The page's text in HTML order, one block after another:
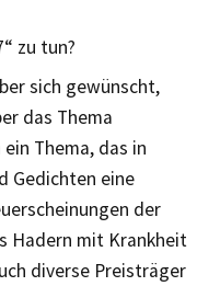
zu tun?
sich gewünscht,
das Thema
Thema, das in
Gedichten eine
der
Hadern mit Krankheit
diverse Preisträger